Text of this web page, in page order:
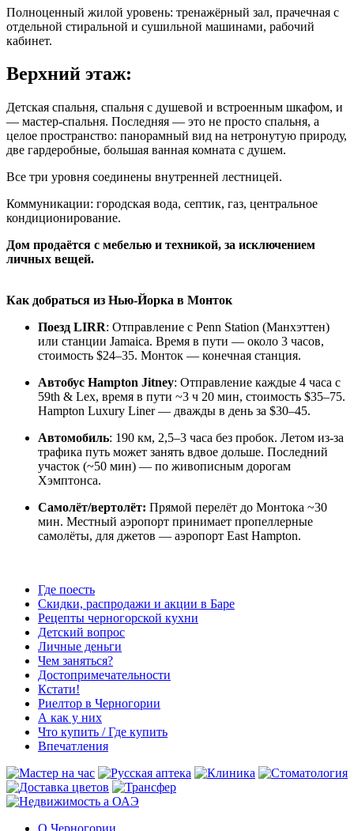
Полноценный жилой уровень: тренажёрный зал, прачечная с
отдельной стиральной и сушильной машинами, рабочий
кабинет.
Верхний этаж:
Детская спальня, спальня с душевой и встроенным шкафом, и
— мастер-спальня. Последняя — это не просто спальня, а
целое пространство: панорамный вид на нетронутую природу,
две гардеробные, большая ванная комната с душем.
Все три уровня соединены внутренней лестницей.
Коммуникации: городская вода, септик, газ, центральное
кондиционирование.
Дом продаётся с мебелью и техникой, за исключением
личных вещей.
Как добраться из Нью-Йорка в Монток
Поезд LIRR: Отправление с Penn Station (Манхэттен)
или станции Jamaica. Время в пути — около 3 часов,
стоимость $24–35. Монток — конечная станция.
Автобус Hampton Jitney: Отправление каждые 4 часа с
59th & Lex, время в пути ~3 ч 20 мин, стоимость $35–75.
Hampton Luxury Liner — дважды в день за $30–45.
Автомобиль: 190 км, 2,5–3 часа без пробок. Летом из-за
трафика путь может занять вдвое дольше. Последний
участок (~50 мин) — по живописным дорогам
Хэмптонса.
Самолёт/вертолёт: Прямой перелёт до Монтока ~30
мин. Местный аэропорт принимает пропеллерные
самолёты, для джетов — аэропорт East Hampton.
Где поесть
Скидки, распродажи и акции в Баре
Рецепты черногорской кухни
Детский вопрос
Личные деньги
Чем заняться?
Достопримечательности
Кстати!
Риелтор в Черногории
А как у них
Что купить / Где купить
Впечатления